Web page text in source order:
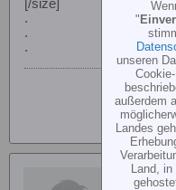
[/size]
.
.
.
dl7uae
"
unseren
außerdem
Landes
Land, in